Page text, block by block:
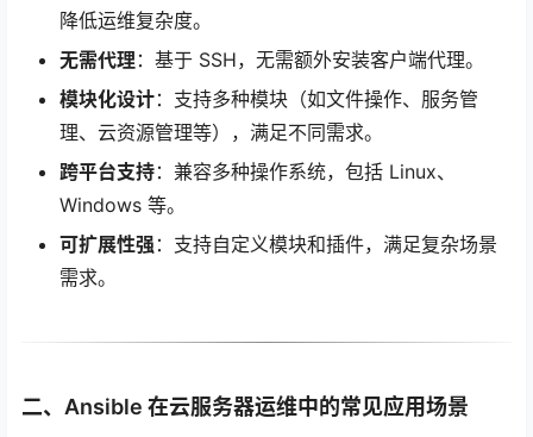
降低运维复杂度。
无需代理 ：基于 SSH，无需额外安装客户端代理。
模块化设计：支持多种模块（如文件操作、服务管
理、云资源管理等），满足不同需求。
跨平台支持：兼容多种操作系统，包括 Linux、
Windows 等。
可扩展性强 ：支持自定义模块和插件，满足复杂场景
需求。
二、Ansible 在云服务器运维中的常见应用场景